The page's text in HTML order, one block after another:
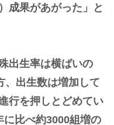
成果があがった」と
出生率は横ばいの
、出生数は増加して
行を押しとどめてい
に比べ約3000組増の